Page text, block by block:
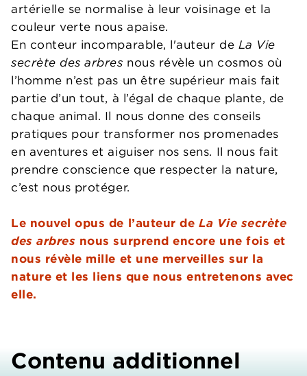
artérielle se normalise à leur voisinage et la
couleur verte nous apaise.
En conteur incomparable, l'auteur de La Vie
secrète des arbres nous révèle un cosmos où
l’homme n’est pas un être supérieur mais fait
partie d’un tout, à l’égal de chaque plante, de
chaque animal. Il nous donne des conseils
pratiques pour transformer nos promenades
en aventures et aiguiser nos sens. Il nous fait
prendre conscience que respecter la nature,
c’est nous protéger.
Le nouvel opus de l’auteur de La Vie secrète
des arbres nous surprend encore une fois et
nous révèle mille et une merveilles sur la
nature et les liens que nous entretenons avec
elle.
Contenu additionnel